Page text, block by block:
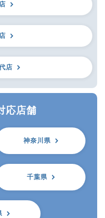
店
応店舗
神奈川県
千葉県